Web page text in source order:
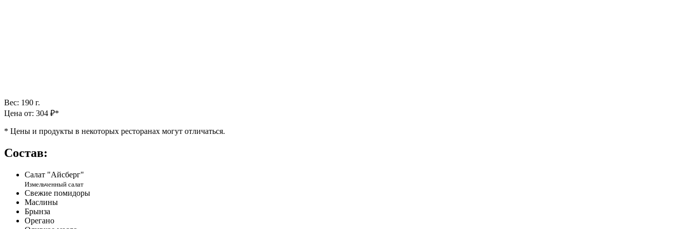
Вес: 190 г.
Цена от: 304 ₽*
* Цены и продукты в некоторых ресторанах могут отличаться.
Состав:
Салат "Айсберг"
Измельченный салат
Свежие помидоры
Маслины
Брынза
Орегано